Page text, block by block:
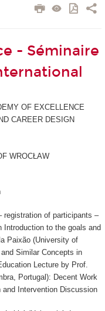
- Séminaire
OF EXCELLENCE
CAREER DESIGN
WROCŁAW
registration of participants –
Introduction to the goals and
Paixão (University of
Similar Concepts in
Lecture by Prof.
Portugal): Decent Work
Intervention Discussion